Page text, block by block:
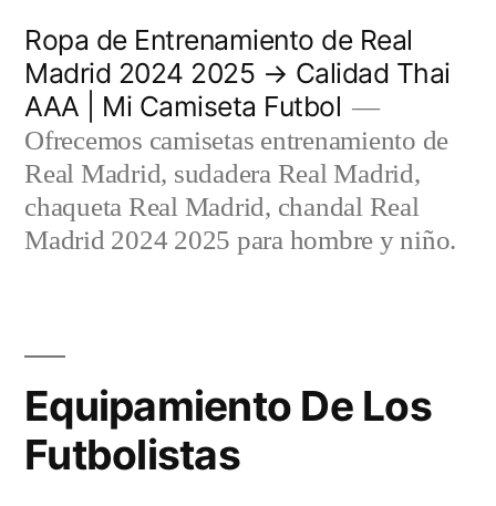
contenido
Ropa de Entrenamiento de Real
Madrid 2024 2025 → Calidad Thai
AAA | Mi Camiseta Futbol
Ofrecemos camisetas entrenamiento de
Real Madrid, sudadera Real Madrid,
chaqueta Real Madrid, chandal Real
Madrid 2024 2025 para hombre y niño.
Equipamiento De Los
Futbolistas